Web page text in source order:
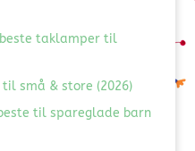
taklamper til
små & store (2026)
til spareglade barn